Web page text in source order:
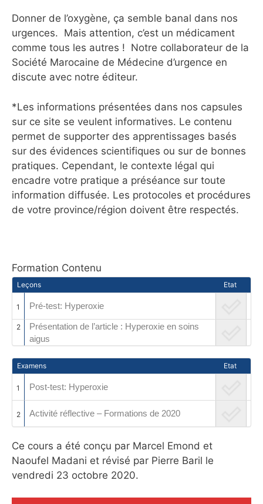
Donner de l’oxygène, ça semble banal dans nos
urgences. Mais attention, c’est un médicament
comme tous les autres ! Notre collaborateur de la
Société Marocaine de Médecine d’urgence en
discute avec notre éditeur.
*Les informations présentées dans nos capsules
sur ce site se veulent informatives. Le contenu
permet de supporter des apprentissages basés
sur des évidences scientifiques ou sur de bonnes
pratiques. Cependant, le contexte légal qui
encadre votre pratique a préséance sur toute
information diffusée. Les protocoles et procédures
de votre province/région doivent être respectés.
Formation Contenu
Leçons Etat
1 Pré-test: Hyperoxie
2
Présentation de l’article : Hyperoxie en soins
aigus
Examens Etat
1 Post-test: Hyperoxie
2 Activité réflective – Formations de 2020
Ce cours a été conçu par Marcel Emond et
Naoufel Madani et révisé par Pierre Baril le
vendredi 23 octobre 2020.